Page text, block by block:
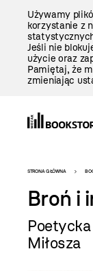
Używamy
korzystanie z
Jeśli nie
użycie oraz
Pamiętaj, że
zmieniając
-
STRONA GŁÓWNA
Broń i
Miłosza